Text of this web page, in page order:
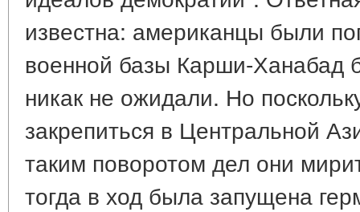
известна: американцы были
военной базы Карши-Ханабад
никак не ожидали. Но
закрепиться в Центральной
таким поворотом дел они
тогда в ход была запущена